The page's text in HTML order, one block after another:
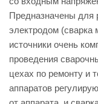
Предназначены для
электродом
источники очень
проведения
цехах по ремонту и
аппаратов